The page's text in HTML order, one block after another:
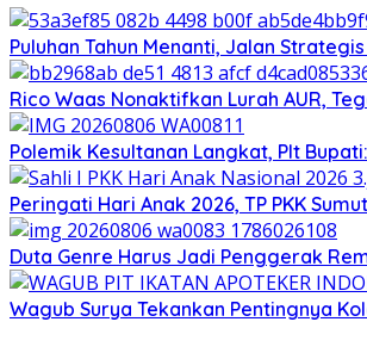
Puluhan Tahun Menanti, Jalan
Rico Waas Nonaktifkan Lurah AUR,
Polemik Kesultanan Langkat, Plt
Peringati Hari Anak 2026, TP PKK
Duta Genre Harus Jadi Penggerak
Wagub Surya Tekankan Pentingnya